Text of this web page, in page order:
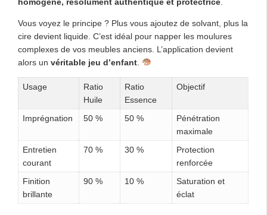
Vous voyez le principe ? Plus vous ajoutez de solvant, plus la
cire devient liquide. C’est idéal pour napper les moulures
complexes de vos meubles anciens. L’application devient
alors un véritable jeu d’enfant
Usage
Ratio
Huile
Ratio
Essence
Objectif
Imprégnation 50 % 50 %
Pénétration
maximale
Entretien
courant
70 % 30 %
Protection
renforcée
Finition
brillante
90 % 10 %
Saturation et
éclat